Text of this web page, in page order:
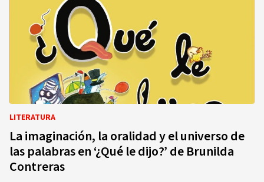
LITERATURA
La imaginación, la oralidad y el universo de
las palabras en ‘¿Qué le dijo?’ de Brunilda
Contreras